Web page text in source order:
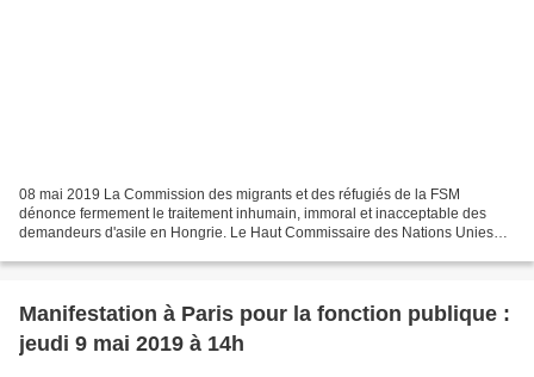
08 mai 2019 La Commission des migrants et des réfugiés de la FSM
dénonce fermement le traitement inhumain, immoral et inacceptable des
demandeurs d'asile en Hongrie. Le Haut Commissaire des Nations Unies
Manifestation à Paris pour la fonction publique :
jeudi 9 mai 2019 à 14h